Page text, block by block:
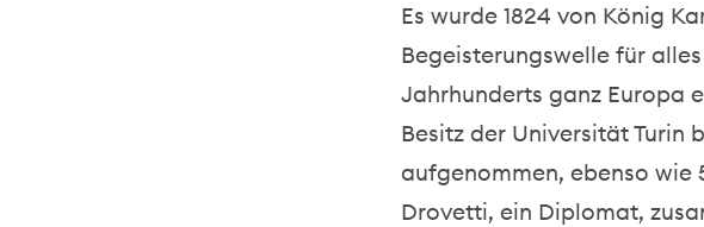
Es wurde 1824 von König
Begeisterungswelle für
Jahrhunderts ganz Europa
Besitz der Universität Turin
aufgenommen, ebenso
Drovetti, ein Diplomat,